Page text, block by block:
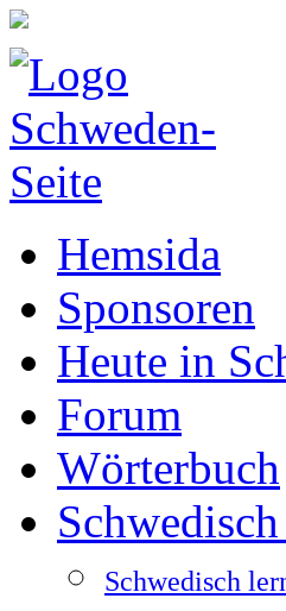
Hemsida
Sponsoren
Heute in
Forum
Wörterbuch
Schwedisch